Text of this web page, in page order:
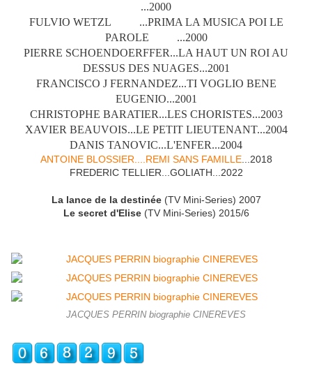
...2000
FULVIO WETZL ...PRIMA LA MUSICA POI LE
PAROLE ...2000
PIERRE SCHOENDOERFFER...LA HAUT UN ROI AU
DESSUS DES NUAGES...2001
FRANCISCO J FERNANDEZ...TI VOGLIO BENE
EUGENIO...2001
CHRISTOPHE BARATIER...LES CHORISTES...2003
XAVIER BEAUVOIS...LE PETIT LIEUTENANT...2004
DANIS TANOVIC...L'ENFER...2004
ANTOINE BLOSSIER....REMI SANS FAMILLE...2018
FREDERIC TELLIER...GOLIATH...2022
La lance de la destinée(TV Mini-Series) 2007
Le secret d'Elise(TV Mini-Series) 2015/6
JACQUES PERRIN biographie CINEREVES